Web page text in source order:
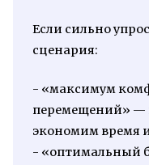
Если сильно
сценария:
- «максимум
перемещений» —
экономим время
- «оптимальный